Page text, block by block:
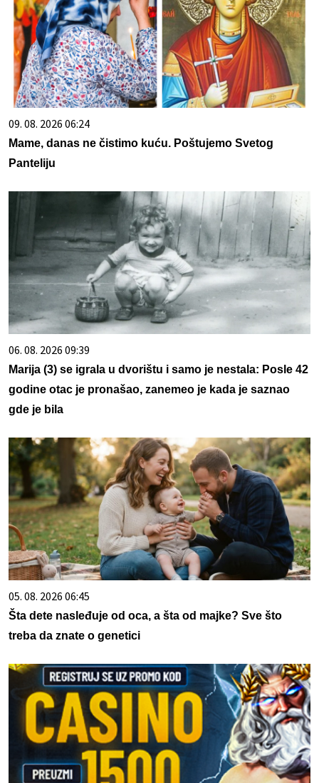
09. 08. 2026 06:24
Mame, danas ne čistimo kuću. Poštujemo Svetog
Panteliju
06. 08. 2026 09:39
Marija (3) se igrala u dvorištu i samo je nestala: Posle 42
godine otac je pronašao, zanemeo je kada je saznao
gde je bila
05. 08. 2026 06:45
Šta dete nasleđuje od oca, a šta od majke? Sve što
treba da znate o genetici